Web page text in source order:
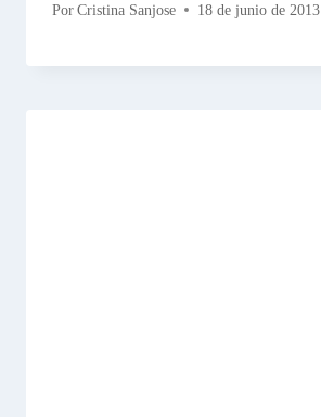
Por Cristina Sanjose 18 de junio de 2013